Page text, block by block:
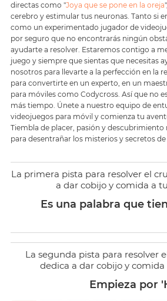
directas como "Joya que se pone en la oreja
cerebro y estimular tus neuronas. Tanto si
como un experimentado jugador de
por seguro que no encontrarás ningún
ayudarte a resolver. Estaremos contigo a
juego y siempre que sientas que necesitas
nosotros para llevarte a la perfección en la
para convertirte en un experto, en un
para móviles como Codycross. Así que no
más tiempo. Únete a nuestro equipo de
videojuegos para móvil y comienza tu
Tiembla de placer, pasión y
para desentrañar los misterios y secretos de
La primera pista para resolver el
a dar cobijo y comida a
Es una palabra que
La segunda pista para resolver
dedica a dar cobijo y comida
Empieza por